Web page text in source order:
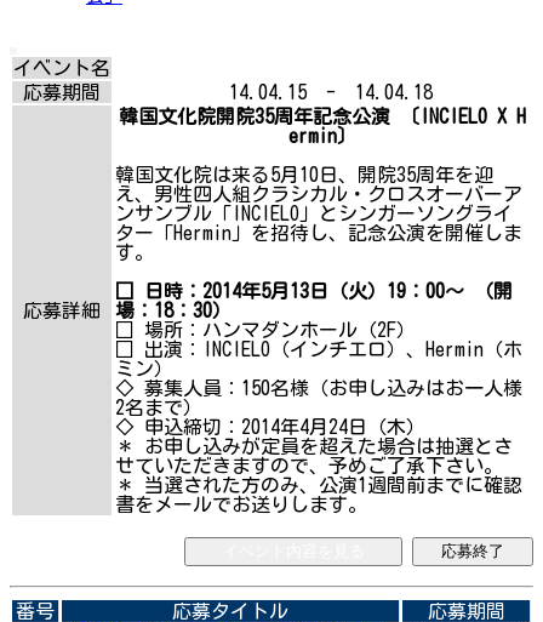
イベント名
応募期間
14.04.15 - 14.04.18
応募詳細
韓国文化院開院35周年記念公演 〔INCIELO X H
ermin〕
韓国文化院は来る5月10日、開院35周年を迎
え、男性四人組クラシカル・クロスオーバーア
ンサンブル「INCIELO」とシンガーソングライ
ター「Hermin」を招待し、記念公演を開催しま
す。
□ 日時：2014年5月13日（火）19：00～ （開
場：18：30）
□ 場所：ハンマダンホール（2F）
□ 出演：INCIELO（インチエロ）、Hermin（ホ
ミン）
◇ 募集人員：150名様（お申し込みはお一人様
2名まで）
◇ 申込締切：2014年4月24日（木）
＊ お申し込みが定員を超えた場合は抽選とさ
せていただきますので、予めご了承下さい。
＊ 当選された方のみ、公演1週間前までに確認
書をメールでお送りします。
応募終了
番号 応募タイトル
応募期間